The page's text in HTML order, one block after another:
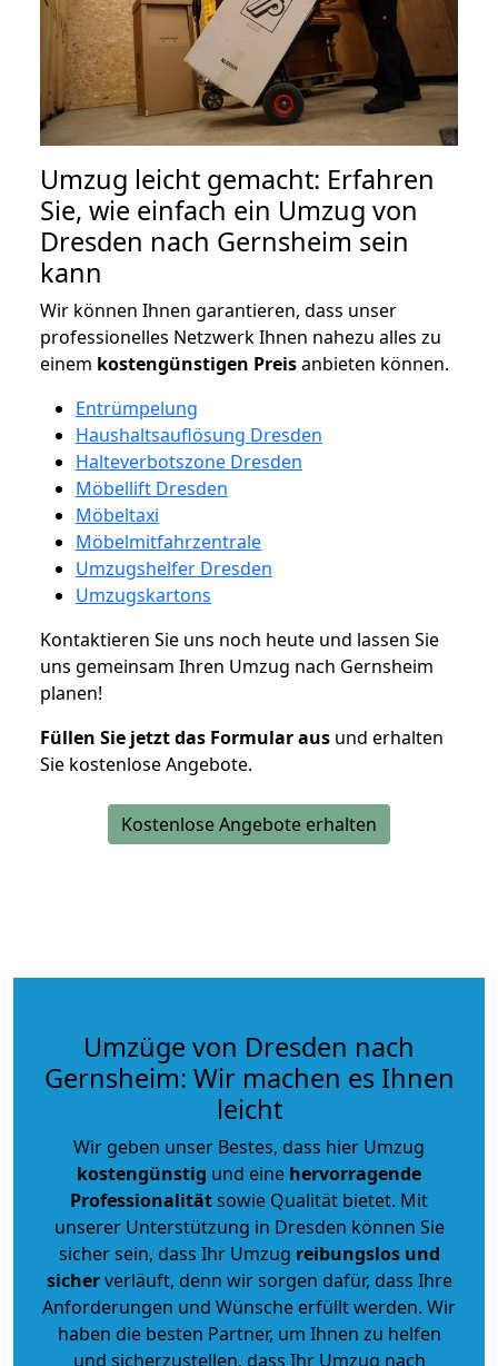
Umzug leicht gemacht: Erfahren
Sie, wie einfach ein Umzug von
Dresden nach Gernsheim sein
kann
Wir können Ihnen garantieren, dass unser
professionelles Netzwerk Ihnen nahezu alles zu
einem kostengünstigen Preisanbieten können.
Entrümpelung
Haushaltsauflösung Dresden
Halteverbotszone Dresden
Möbellift Dresden
Möbeltaxi
Möbelmitfahrzentrale
Umzugshelfer Dresden
Umzugskartons
Kontaktieren Sie uns noch heute und lassen Sie
uns gemeinsam Ihren Umzug nach Gernsheim
planen!
Füllen Sie jetzt das Formular aus und erhalten
Sie kostenlose Angebote.
Kostenlose Angebote erhalten
Umzüge von Dresden nach
Gernsheim: Wir machen es Ihnen
leicht
Wir geben unser Bestes, dass hier Umzug
kostengünstig und eine hervorragende
Professionalitätsowie Qualität bietet. Mit
unserer Unterstützung in Dresden können Sie
sicher sein, dass Ihr Umzug reibungslos und
sicherverläuft, denn wir sorgen dafür, dass Ihre
Anforderungen und Wünsche erfüllt werden. Wir
haben die besten Partner, um Ihnen zu helfen
und sicherzustellen, dass Ihr Umzug nach